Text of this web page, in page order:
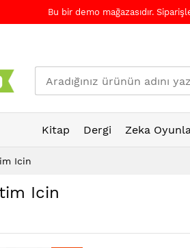
Bu bir demo mağazasıdır.
Kitap Dergi Zeka
Icin
Icin